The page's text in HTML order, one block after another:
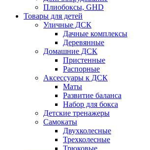
Плиобоксы, GHD
Товары для детей
Уличные ДСК
Дачные комплексы
Деревянные
Домашние ДСК
Пристенные
Распорные
Аксесcуары к ДСК
Маты
Развитие баланса
Набор для бокса
Детские тренажеры
Самокаты
Двухколесные
Трехколесные
Трюковые